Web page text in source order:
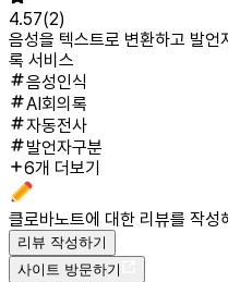
4.57(2)
음성을 텍스트로 변환하고 발언
록 서비스
음성인식
AI회의록
자동전사
발언자구분
6개 더보기
클로바노트에 대한 리뷰를 작성
리뷰 작성하기
사이트 방문하기